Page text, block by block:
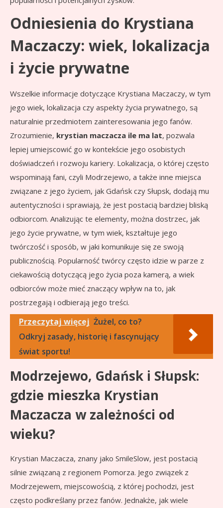
Odniesienia do Krystiana
Maczaczy: wiek, lokalizacja
i życie prywatne
Wszelkie informacje dotyczące Krystiana Maczaczy, w tym
jego wiek, lokalizacja czy aspekty życia prywatnego, są
naturalnie przedmiotem zainteresowania jego fanów.
Zrozumienie, krystian maczacza ile ma lat, pozwala
lepiej umiejscowić go w kontekście jego osobistych
doświadczeń i rozwoju kariery. Lokalizacja, o której często
wspominają fani, czyli Modrzejewo, a także inne miejsca
związane z jego życiem, jak Gdańsk czy Słupsk, dodają mu
autentyczności i sprawiają, że jest postacią bardziej bliską
odbiorcom. Analizując te elementy, można dostrzec, jak
jego życie prywatne, w tym wiek, kształtuje jego
twórczość i sposób, w jaki komunikuje się ze swoją
publicznością. Popularność twórcy często idzie w parze z
ciekawością dotyczącą jego życia poza kamerą, a wiek
odbiorców może mieć znaczący wpływ na to, jak
postrzegają i odbierają jego treści.
Przeczytaj więcej Żużel, co to?
Odkryj zasady, historię i fascynujący
świat sportu!
Modrzejewo, Gdańsk i Słupsk:
gdzie mieszka Krystian
Maczacza w zależności od
wieku?
Krystian Maczacza, znany jako SmileSlow, jest postacią
silnie związaną z regionem Pomorza. Jego związek z
Modrzejewem, miejscowością, z której pochodzi, jest
często podkreślany przez fanów. Jednakże, jak wiele